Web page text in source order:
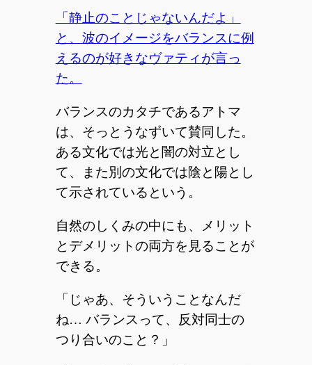
「静止のことじゃないんだよ」
と、波のイメージをバランスに例
えるのが好きなヴァティが言っ
た。
バランスのカタチであるアトマ
は、そっとうなずいて賛同した。
ある文化では光と闇の対立とし
て、また別の文化では陰と陽とし
て示されているという。
自然のしくみの中にも、メリット
とデメリットの両方を見ることが
できる。
「じゃあ、そういうことなんだ
ね… バランスって、反対同士の
つり合いのこと？」